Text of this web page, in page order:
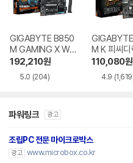
GIGABYTE B850
M GAMING X WIF
I6E 제이씨현
192,210원
5.0 (204)
M K 피씨디
110,080원
4.9
파워링크 광고
조립PC 전문 마이크로박스
광고 www.microbox.co.kr